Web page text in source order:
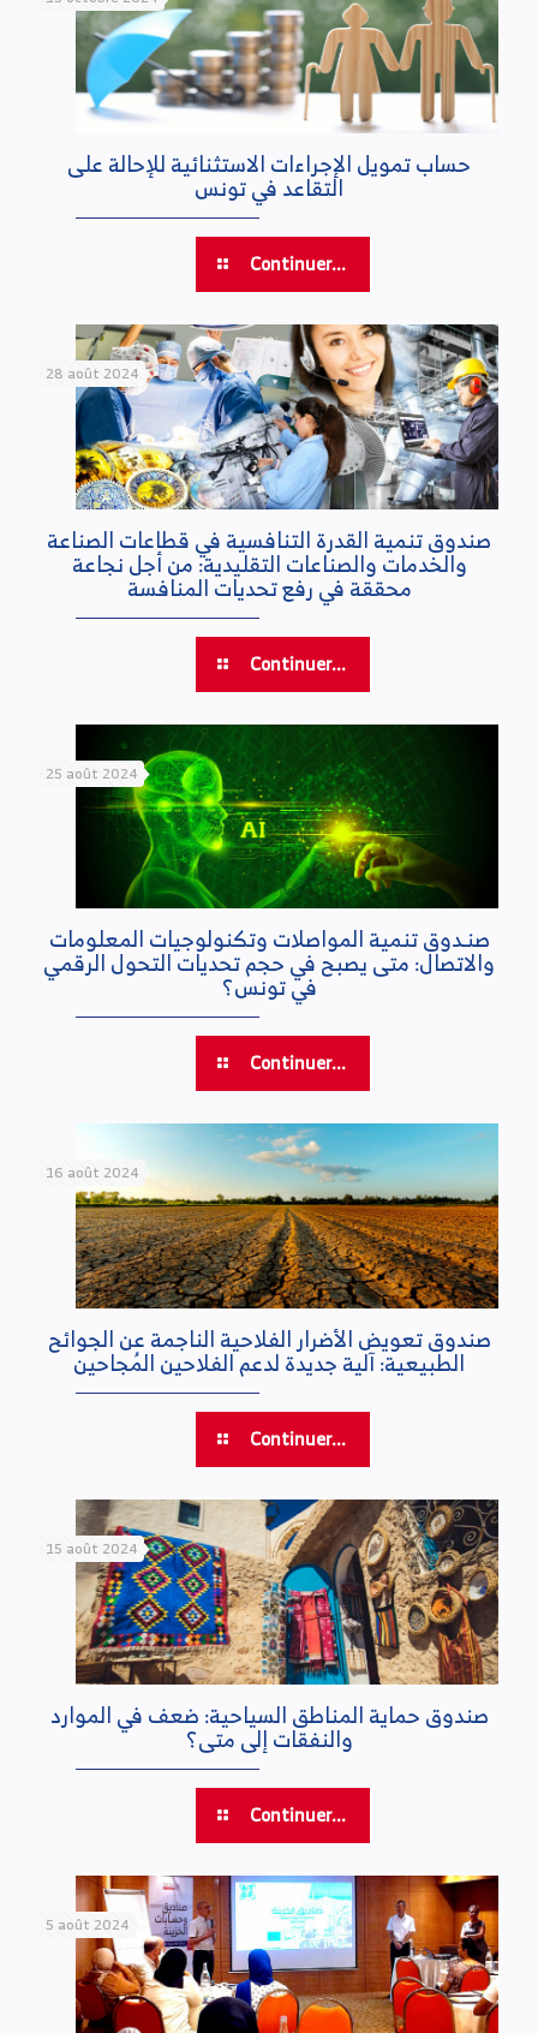
حساب تمويل الإجراءات الاستثنائية للإحالة على
التقاعد في تونس
Continuer...
28 août 2024
صندوق تنمية القدرة التنافسية في قطاعات الصناعة
والخدمات والصناعات التقليدية: من أجل نجاعة
محققة في رفع تحديات المنافسة
Continuer...
25 août 2024
صنـدوق تنمية المواصلات وتكنولوجيات المعلومات
والاتصال: متى يصبح في حجم تحديات التحول الرقمي
في تونس؟
Continuer...
16 août 2024
صندوق تعويض الأضرار الفلاحية الناجمة عن الجوائح
الطبيعية: آلية جديدة لدعم الفلاحين المُجاحين
Continuer...
15 août 2024
صندوق حماية المناطق السياحية: ضعف في الموارد
والنفقات إلى متى؟
Continuer...
5 août 2024